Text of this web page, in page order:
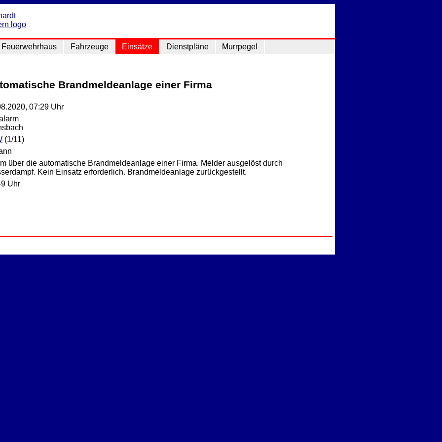
Feuerwehrhaus Fahrzeuge Einsätze Dienstpläne Murrpegel
Brandmeldeanlage einer Firma
07:29 Uhr
(1/11)
über die automatische Brandmeldeanlage einer Firma. Melder ausgelöst durch
Kein Einsatz erforderlich. Brandmeldeanlage zurückgestellt.
Uhr